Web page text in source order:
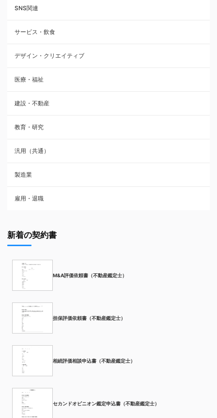
SNS関連
サービス・飲食
デザイン・クリエイティブ
医療・福祉
建設・不動産
教育・研究
汎用（共通）
製造業
雇用・退職
新着の契約書
M&A評価依頼書（不動産鑑定士）
担保評価依頼書（不動産鑑定士）
相続評価相談申込書（不動産鑑定士）
セカンドオピニオン鑑定申込書（不動産鑑定士）